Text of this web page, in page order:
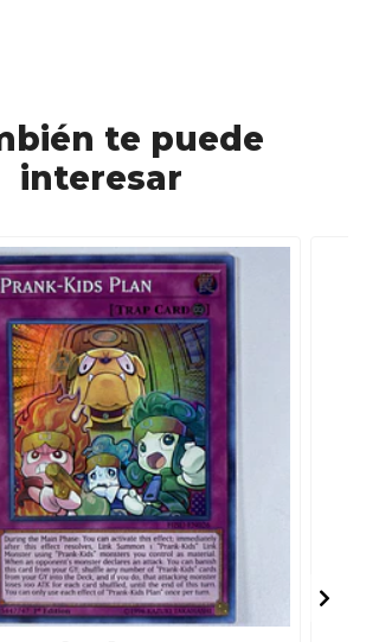
te puede
interesar